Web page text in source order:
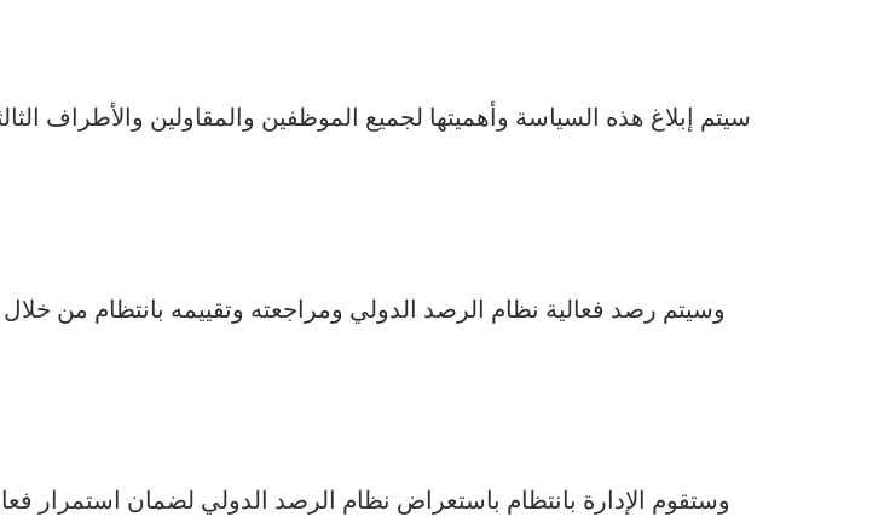
سيتم إبلاغ هذه السياسة وأهميتها لجميع الموظفين والمقاولين والأطراف
وسيتم رصد فعالية نظام الرصد الدولي ومراجعته وتقييمه بانتظام من
وستقوم الإدارة بانتظام باستعراض نظام الرصد الدولي لضمان استمرار